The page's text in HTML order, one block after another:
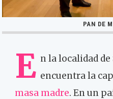
PAN DE
E n la localidad de
encuentra la
masa madre. En un